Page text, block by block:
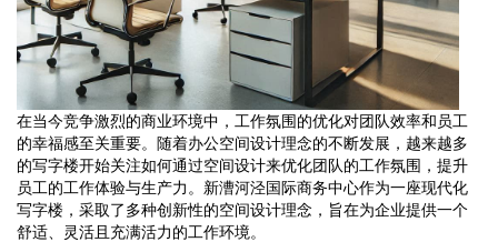
在当今竞争激烈的商业环境中，工作氛围的优化对团队效率和员工
的幸福感至关重要。随着办公空间设计理念的不断发展，越来越多
的写字楼开始关注如何通过空间设计来优化团队的工作氛围，提升
员工的工作体验与生产力。新漕河泾国际商务中心作为一座现代化
写字楼，采取了多种创新性的空间设计理念，旨在为企业提供一个
舒适、灵活且充满活力的工作环境。